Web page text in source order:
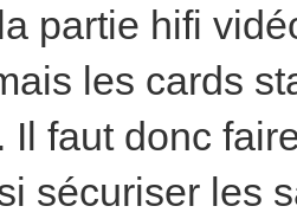
partie hifi
les cards
Il faut donc
sécuriser les